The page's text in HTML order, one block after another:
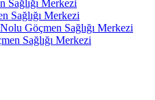
Sağlığı Merkezi
Sağlığı Merkezi
Göçmen Sağlığı Merkezi
Sağlığı Merkezi